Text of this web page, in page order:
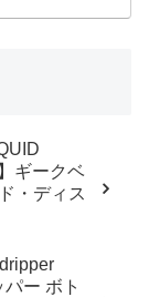
ギークベ
ー ボト